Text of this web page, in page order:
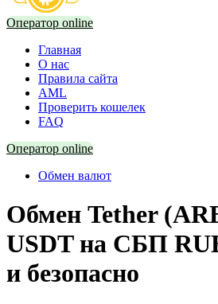
Оператор online
Главная
О нас
Правила сайта
AML
Проверить кошелек
FAQ
Оператор online
Обмен валют
Обмен Tether
USDT на СБП
и безопасно